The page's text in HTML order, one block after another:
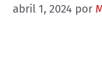
abril 1, 2024 por